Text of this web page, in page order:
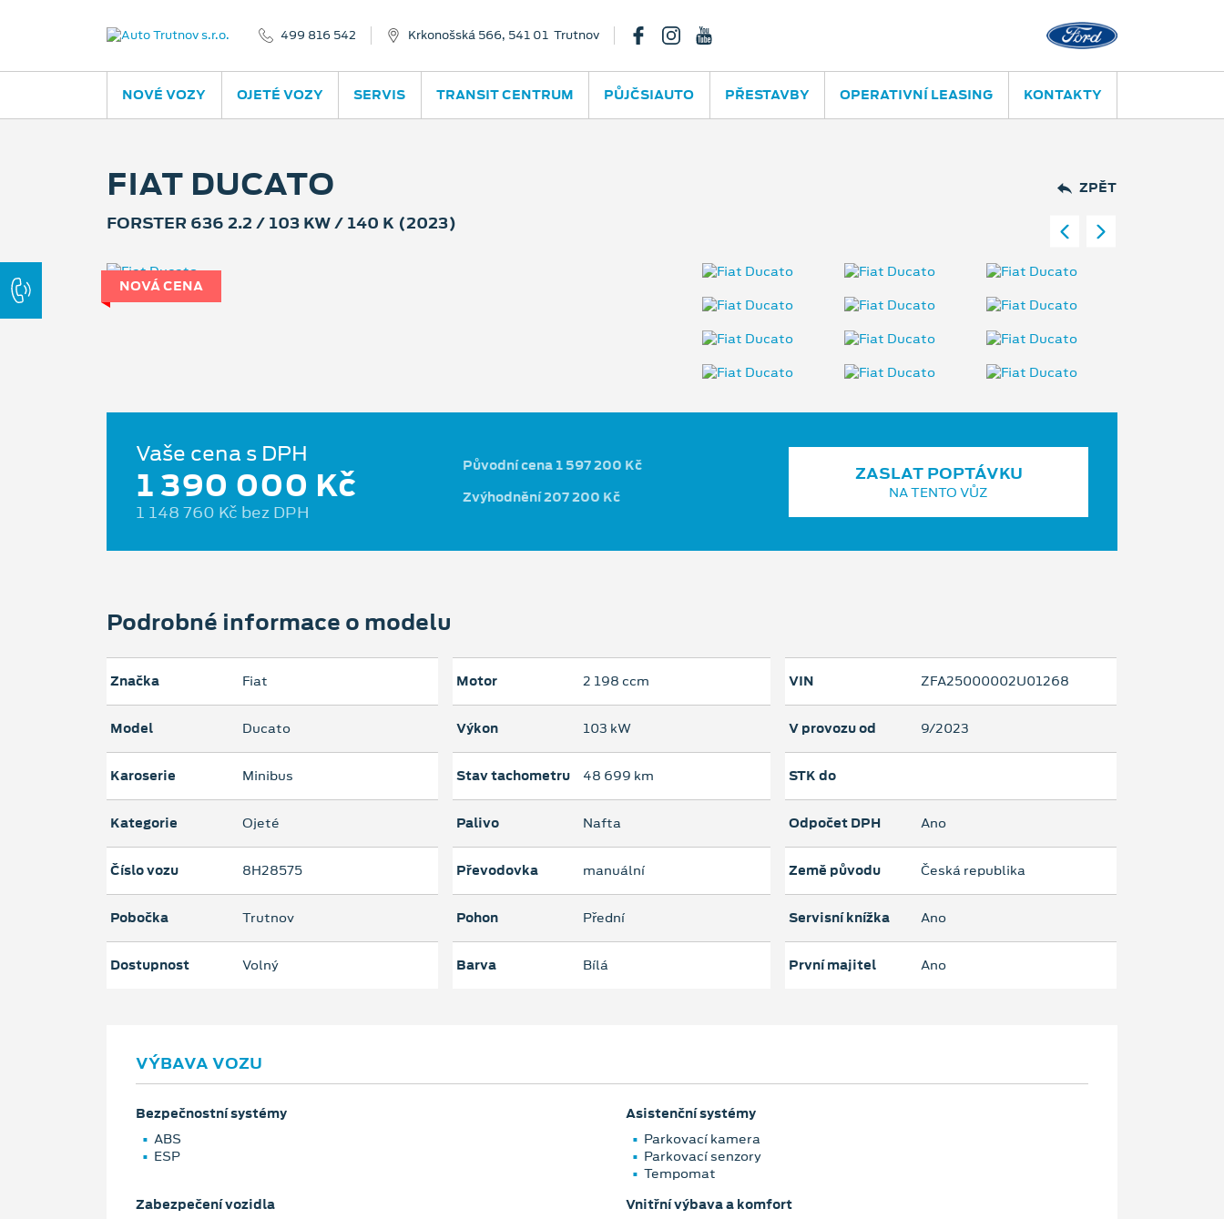
499 816 542 Krkonošská 566, 541 01 Trutnov
NOVÉ VOZY OJETÉ VOZY SERVIS TRANSIT CENTRUM PŮJČSIAUTO PŘESTAVBY OPERATIVNÍ LEASING KONTAKTY
ZPĚT
FIAT DUCATO
FORSTER 636 2.2 / 103 KW / 140 K (2023)
NOVÁ CENA
Vaše cena s DPH
1 390 000 Kč
1 148 760 Kč bez DPH
Původní cena 1 597 200 Kč
Zvýhodnění 207 200 Kč
ZASLAT POPTÁVKU
NA TENTO VŮZ
Podrobné informace o modelu
Značka Fiat
Model Ducato
Karoserie Minibus
Kategorie Ojeté
Číslo vozu 8H28575
Pobočka Trutnov
Dostupnost Volný
Motor 2 198 ccm
Výkon 103 kW
Stav tachometru 48 699 km
Palivo Nafta
Převodovka manuální
Pohon Přední
Barva Bílá
VIN ZFA25000002U01268
V provozu od 9/2023
STK do
Odpočet DPH Ano
Země původu Česká republika
Servisní knížka Ano
První majitel Ano
VÝBAVA VOZU
Bezpečnostní systémy
ABS
ESP
Asistenční systémy
Parkovací kamera
Parkovací senzory
Tempomat
Zabezpečení vozidla
Vnitřní výbava a komfort